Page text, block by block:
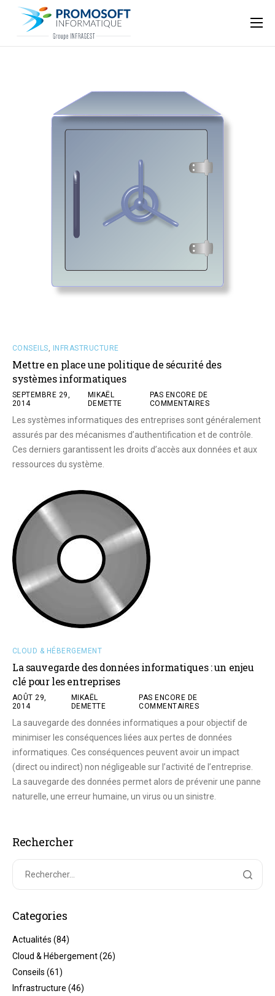
Qui sommes-nous ?
Nos ressources
Support
CONSEILS, INFRASTRUCTURE
Mettre en place une politique de sécurité des
systèmes informatiques
SEPTEMBRE 29,
2014
MIKAËL
DEMETTE
PAS ENCORE DE
COMMENTAIRES
Les systèmes informatiques des entreprises sont généralement
assurés par des mécanismes d’authentification et de contrôle.
Ces derniers garantissent les droits d’accès aux données et aux
ressources du système.
CLOUD & HÉBERGEMENT
La sauvegarde des données informatiques : un enjeu
clé pour les entreprises
AOÛT 29,
2014
MIKAËL
DEMETTE
PAS ENCORE DE
COMMENTAIRES
La sauvegarde des données informatiques a pour objectif de
minimiser les conséquences liées aux pertes de données
informatiques. Ces conséquences peuvent avoir un impact
(direct ou indirect) non négligeable sur l’activité de l’entreprise.
La sauvegarde des données permet alors de prévenir une panne
naturelle, une erreur humaine, un virus ou un sinistre.
Rechercher
Categories
Actualités (84)
Cloud & Hébergement(26)
Conseils (61)
Infrastructure (46)